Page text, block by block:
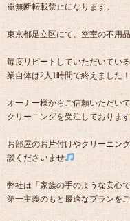
※無断転載禁止になります。
東京都足立区にて、空室の不用
毎度リピートしていただいてい
業自体は2人1時間で終えました！
オーナー様からご信頼いただい
クリーニングを受注しております
お部屋のお片付けやクリーニン
談くださいませ
弊社は「家族の手のような安心
第一主義のもと最適なプランを